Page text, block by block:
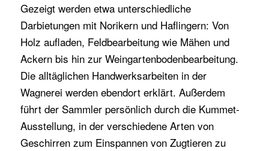
Gezeigt werden etwa unterschiedliche
Darbietungen mit Norikern und Haflingern: Von
Holz aufladen, Feldbearbeitung wie Mähen und
Ackern bis hin zur Weingartenbodenbearbeitung.
Die alltäglichen Handwerksarbeiten in der
Wagnerei werden ebendort erklärt. Außerdem
führt der Sammler persönlich durch die Kummet-
Ausstellung, in der verschiedene Arten von
Geschirren zum Einspannen von Zugtieren zu